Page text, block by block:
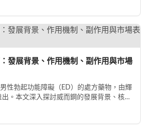
發展背景、作用機制、副作用與市場
性勃起功能障礙（ED）的處方藥物，由輝
。本文深入探討威而鋼的發展背景、核心